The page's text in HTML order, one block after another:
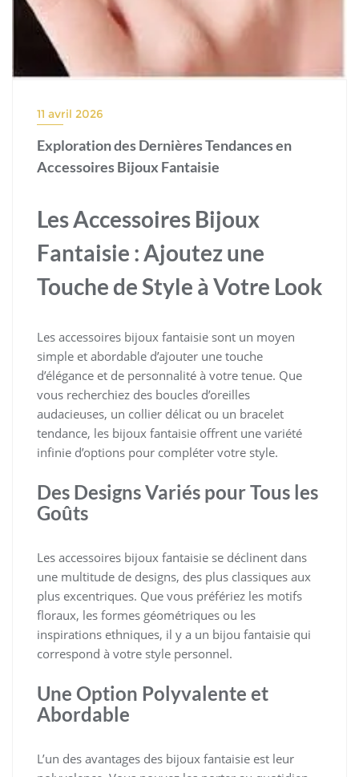
11 avril 2026
Exploration des Dernières Tendances en
Accessoires Bijoux Fantaisie
Les Accessoires Bijoux
Fantaisie : Ajoutez une
Touche de Style à Votre Look
Les accessoires bijoux fantaisie sont un moyen
simple et abordable d’ajouter une touche
d’élégance et de personnalité à votre tenue. Que
vous recherchiez des boucles d’oreilles
audacieuses, un collier délicat ou un bracelet
tendance, les bijoux fantaisie offrent une variété
infinie d’options pour compléter votre style.
Des Designs Variés pour Tous les
Goûts
Les accessoires bijoux fantaisie se déclinent dans
une multitude de designs, des plus classiques aux
plus excentriques. Que vous préfériez les motifs
floraux, les formes géométriques ou les
inspirations ethniques, il y a un bijou fantaisie qui
correspond à votre style personnel.
Une Option Polyvalente et
Abordable
L’un des avantages des bijoux fantaisie est leur